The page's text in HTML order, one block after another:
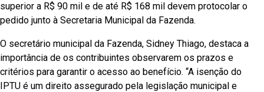
superior a R$ 90 mil e de até R$ 168 mil devem protocolar o
pedido junto à Secretaria Municipal da Fazenda.
O secretário municipal da Fazenda, Sidney Thiago, destaca a
importância de os contribuintes observarem os prazos e
critérios para garantir o acesso ao benefício. “A isenção do
IPTU é um direito assegurado pela legislação municipal e